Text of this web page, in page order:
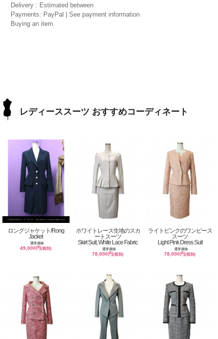
Delivery : Estimated between
Payments: PayPal | See payment information
Buying an item
レディーススーツ おすすめコーディネート
ロングジャケット/Rong
Jacket
通常価格
49,000円(税別)
ホワイトレース生地のスカ
ートスーツ
Skirt Suit, White Lace Fabric
通常価格
78,000円(税別)
ライトピンクのワンピース
スーツ
Light Pink Dress Suit
通常価格
78,000円(税別)